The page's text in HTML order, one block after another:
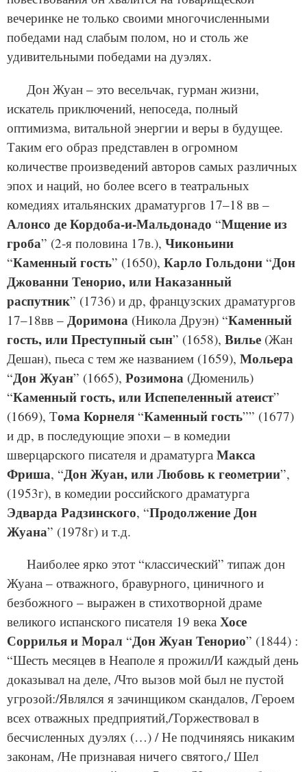
вечеринке не только своими многочисленными
победами над слабым полом, но и столь же
удивительными победами на дуэлях.
Дон Жуан – это весельчак, гурман жизни,
искатель приключений, непоседа, полный
оптимизма, витальной энергии и веры в будущее.
Таким его образ представлен в огромном
количестве произведений авторов самых различных
эпох и наций, но более всего в театральных
комедиях итальянских драматургов 17–18 вв –
Алонсо де Кордоба-и-Мальдонадо “Мщение из
гроба” (2‑я половина 17в.), Чиконьини
“Каменный гость” (1650), Карло Гольдони “Дон
Джованни Тенорио, или Наказанный
распутник” (1736) и др, французских драматургов
17–18вв – Доримона (Никола Друэн) “Каменный
гость, или Преступный сын” (1658), Вилье (Жан
Дешан), пьеса с тем же названием (1659), Мольера
“Дон Жуан” (1665), Розимона (Дюмениль)
“Каменный гость, или Испепеленный атеист”
(1669), Тома Корнеля “Каменный гость”” (1677)
и др, в последующие эпохи – в комедии
шверцарского писателя и драматурга Макса
Фриша, “Дон Жуан, или Любовь к геометрии”,
(1953г), в комедии российского драматурга
Эдварда Радзинского, “Продолжение Дон
Жуана” (1978г) и т.д.
Наиболее ярко этот “классический” типаж дон
Жуана – отважного, бравурного, циничного и
безбожного – выражен в стихотворной драме
великого испанского писателя 19 века Хосе
Соррилья и Морал “Дон Жуан Тенорио” (1844) :
“Шесть месяцев в Неаполе я прожил/И каждый день
доказывал на деле, /Что вызов мой был не пустой
угрозой:/Являлся я зачинщиком скандалов, /Героем
всех отважных предприятий,/Торжествовал в
бесчисленных дуэлях (…) / Не подчиняясь никаким
законам, /Не признавая ничего святого,/ Шел